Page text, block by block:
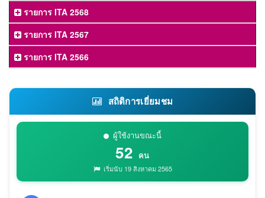
รายการ ITA 2568
รายการ ITA 2567
รายการ ITA 2566
สถิติการเยี่ยมชม
ผู้ใช้งานขณะนี้
52 คน
เริ่มนับ 19 สิงหาคม 2565